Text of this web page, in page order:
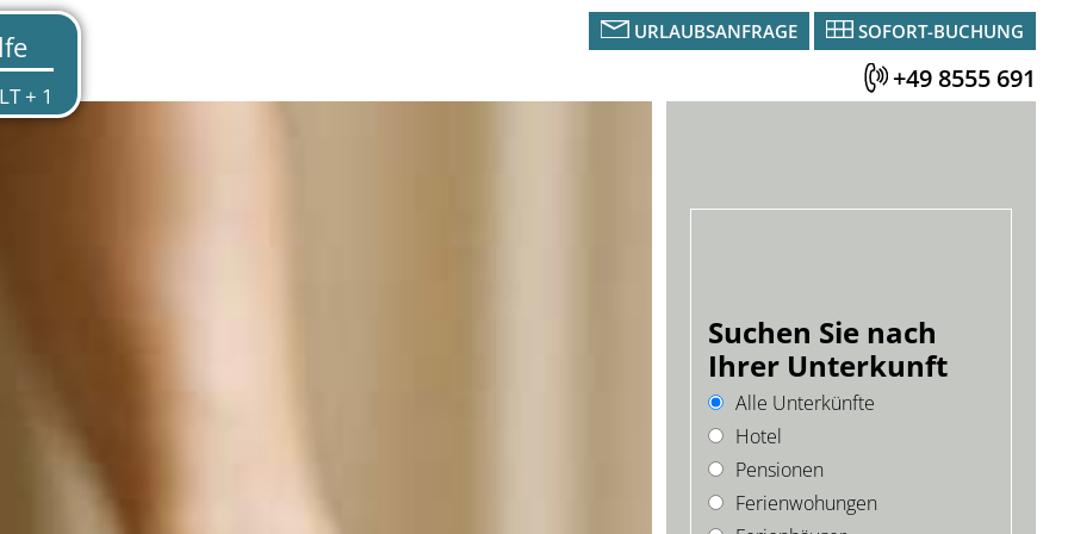
URLAUBSANFRAGE SOFORT-BUCHUNG
+49 8555 691
Suchen Sie nach
Ihrer Unterkunft
Alle Unterkünfte
Hotel
Pensionen
Ferienwohungen